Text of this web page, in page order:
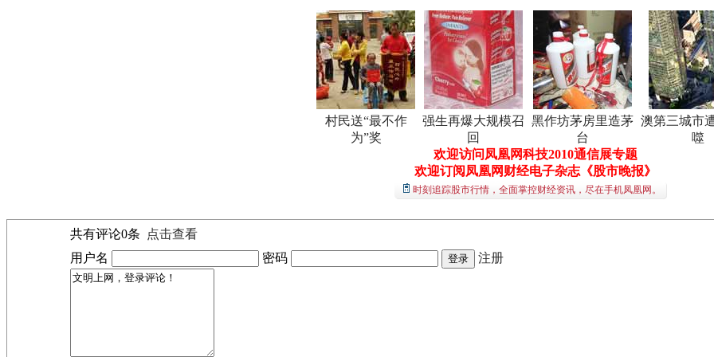
村民送“最不作
为”奖
强生再爆大规模召
回
黑作坊茅房里造茅
台
澳第三城市
噬
欢迎访问凤凰网科技2010通信展专题
欢迎订阅凤凰网财经电子杂志《股市晚报》
时刻追踪股市行情，全面掌控财经资讯，尽在手机凤凰网。
共有评论0条
点击查看
用户名
密码 注册